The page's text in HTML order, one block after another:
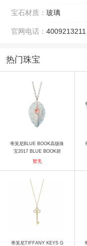
宝石材质： 玻璃
官网电话： 4009213211
热门珠宝
蒂芙尼BLUE BOOK高级珠
宝2017 BLUE BOOK碧
玺、彩色宝石及钻石吊坠
暂无
蒂芙尼TIFFANY KEYS G